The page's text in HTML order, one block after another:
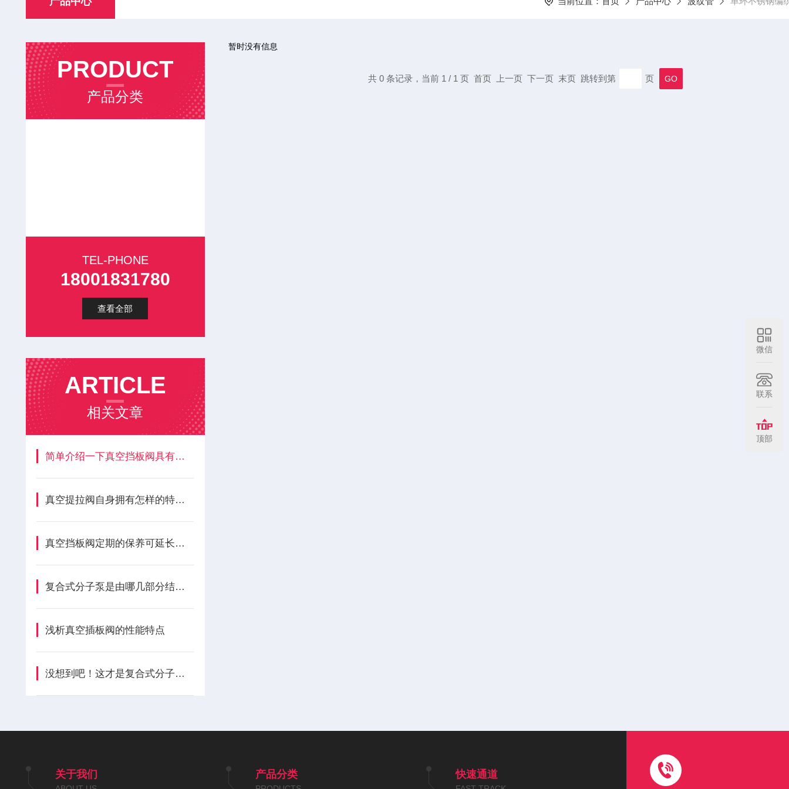
PRODUCT
产品分类
TEL-PHONE
18001831780
查看全部
ARTICLE
相关文章
简单介绍一下真空挡板阀具有哪些性能特点？
真空提拉阀自身拥有怎样的特点呢？
真空挡板阀定期的保养可延长其使用寿命
复合式分子泵是由哪几部分结构组成的呢？
浅析真空插板阀的性能特点
没想到吧！这才是复合式分子泵的功能所在！
暂时没有信息
共 0 条记录，当前 1 / 1 页 首页 上一页 下一页 末页 跳转到第 页
关于我们 产品分类 快速通道
微信
联系
顶部